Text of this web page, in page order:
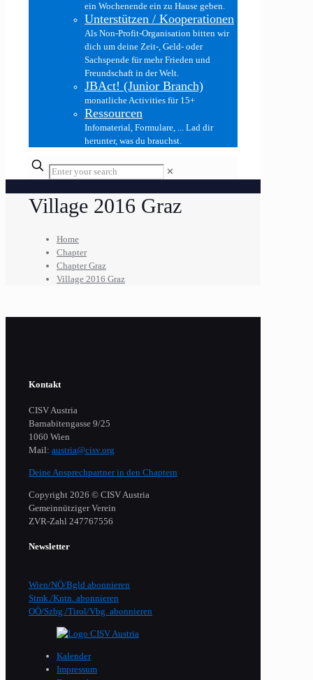
ein Wochenende ein zu Hause geben.
Unterstützen / Kooperationen
Als Non-Profit-Organisation bitten wir
dich um deine Zeit-, Geld- oder
Sachspende für mehr Frieden und
Freundschaft in der Welt.
JBAct! (Junior Branch)
monatliche Activities für 15+
Ressourcen
Infomaterial, Formulare, ... Lad dir
herunter, was du brauchst.
✕
Village 2016 Graz
Home
Chapter
Chapter Graz
Village 2016 Graz
Kontakt
CISV Austria
Barnabitengasse 9/25
1060 Wien
Mail: austria@cisv.org
Deine Ansprechpartner in den Chaptern
Copyright 2026 © CISV Austria
Gemeinnütziger Verein
​ZVR-Zahl 247767556
Newsletter
Wien/NÖ/Bgld abonnieren
Stmk./Kntn. abonnieren
OÖ/Szbg./Tirol/Vbg. abonnieren
Kalender
Impressum